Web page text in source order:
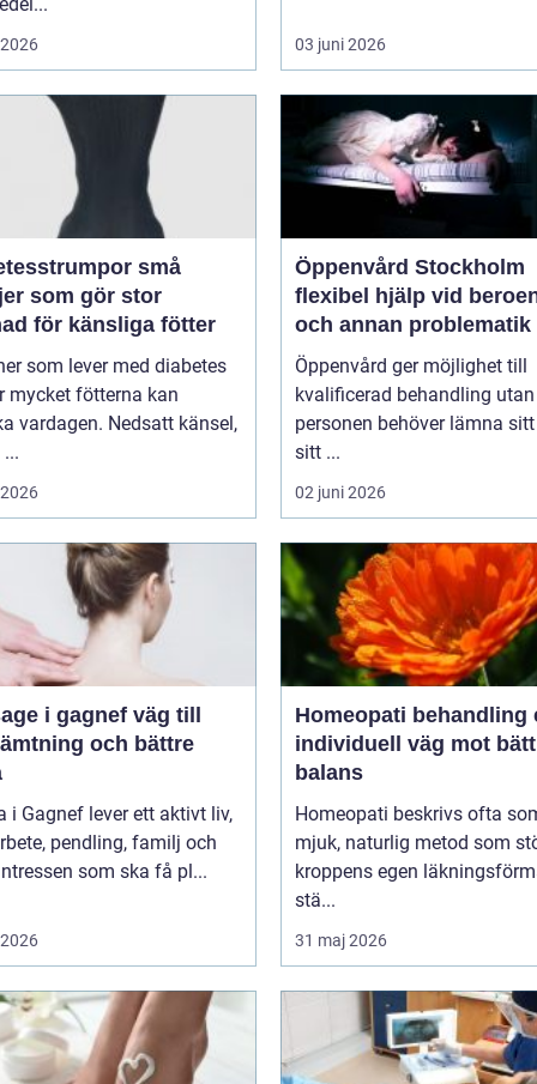
03 juni 2026
små
som gör stor
för känsliga fötter
som lever med diabetes
mycket fötterna kan
vardagen. Nedsatt känsel,
Öppenvård Stockholm
flexibel hjälp vid
och annan problematik
Öppenvård ger möjlighet till
kvalificerad behandling
personen behöver lämna
sitt ...
02 juni 2026
i gagnef väg till
och bättre
i Gagnef lever ett aktivt liv,
pendling, familj och
som ska få pl...
Homeopati behandling en
individuell väg mot
balans
Homeopati beskrivs ofta
mjuk, naturlig metod som
kroppens egen
stä...
31 maj 2026